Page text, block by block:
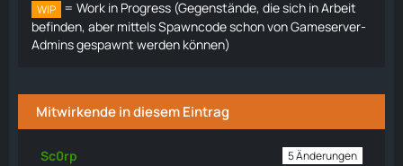
WIP = Work in Progress (Gegenstände, die sich in Arbeit
befinden, aber mittels Spawncode schon von Gameserver-
Admins gespawnt werden können)
Mitwirkende in diesem Eintrag
Sc0rp 5 Änderungen